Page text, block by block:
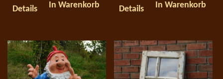
Details In Warenkorb Details In Warenkorb